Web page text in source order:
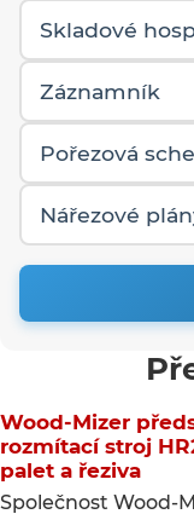
Wood-Mizer představuje dvouhlavý horizontální
rozmítací stroj
palet a řeziva
Společnost Wood-
Skladové
Záznamník
Pořezová
Nářezové